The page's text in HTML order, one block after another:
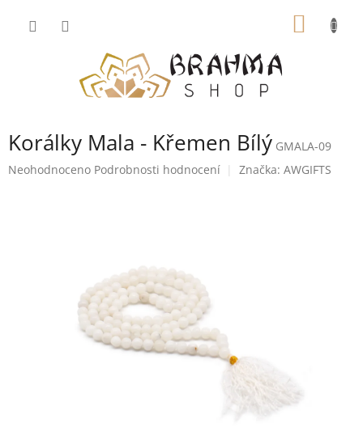
Korálky Mala - Křemen Bílý GMALA-09
Průměrné
Neohodnoceno Podrobnosti hodnocení Značka: AWGIFTS